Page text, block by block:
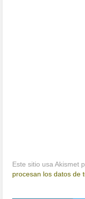
Este sitio usa Akismet
procesan los datos de